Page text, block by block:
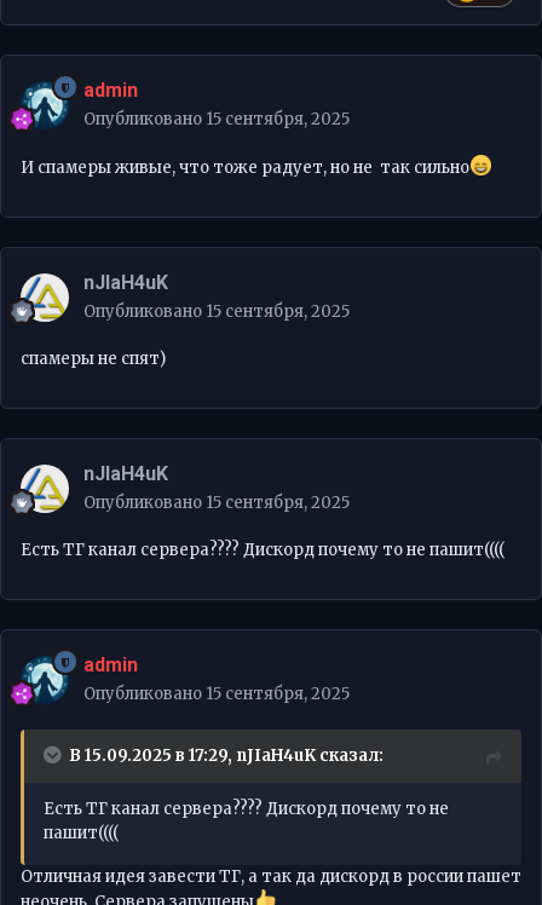
admin
Опубликовано 15 сентября, 2025
И спамеры живые, что тоже радует, но не так сильно
nJIaH4uK
Опубликовано 15 сентября, 2025
спамеры не спят)
nJIaH4uK
Опубликовано 15 сентября, 2025
Есть ТГ канал сервера???? Дискорд почему то не пашит((((
admin
Опубликовано 15 сентября, 2025
В 15.09.2025 в 17:29, nJIaH4uKсказал:
Есть ТГ канал сервера???? Дискорд почему то не
пашит((((
Отличная идея завести ТГ, а так да дискорд в россии пашет